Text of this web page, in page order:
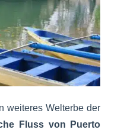
weiteres Welterbe der
Fluss von Puerto